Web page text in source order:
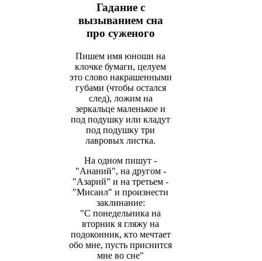
Гадание с
вызыванием сна
про суженого
Пишем имя юноши на
клочке бумаги, целуем
это слово накрашенными
губами (чтобы остался
след), ложим на
зеркальце маленькое и
под подушку или кладут
под подушку три
лавровых листка.
На одном пишут -
"Ананий", на другом -
"Азарий" и на третьем -
"Мисаил" и произнести
заклинание:
"С понедельника на
вторник я гляжу на
подоконник, кто мечтает
обо мне, пусть приснится
мне во сне"